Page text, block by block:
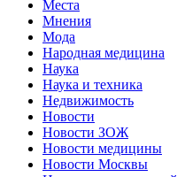
Места
Мнения
Мода
Народная медицина
Наука
Наука и техника
Недвижимость
Новости
Новости ЗОЖ
Новости медицины
Новости Москвы